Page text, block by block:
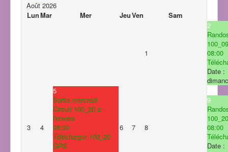
Août 2026
LunMar Mer JeuVen Sam
1
2
100_09
08:00
Date :
3 4
5
Sortie mercredi
Circuit 100_20 à
l'envers
08:00
Télécharger 100_20
GPS
6 7 8
9
100_20
08:00
Date :